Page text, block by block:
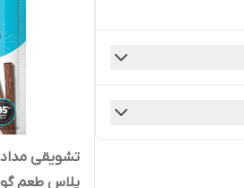
تشویقی